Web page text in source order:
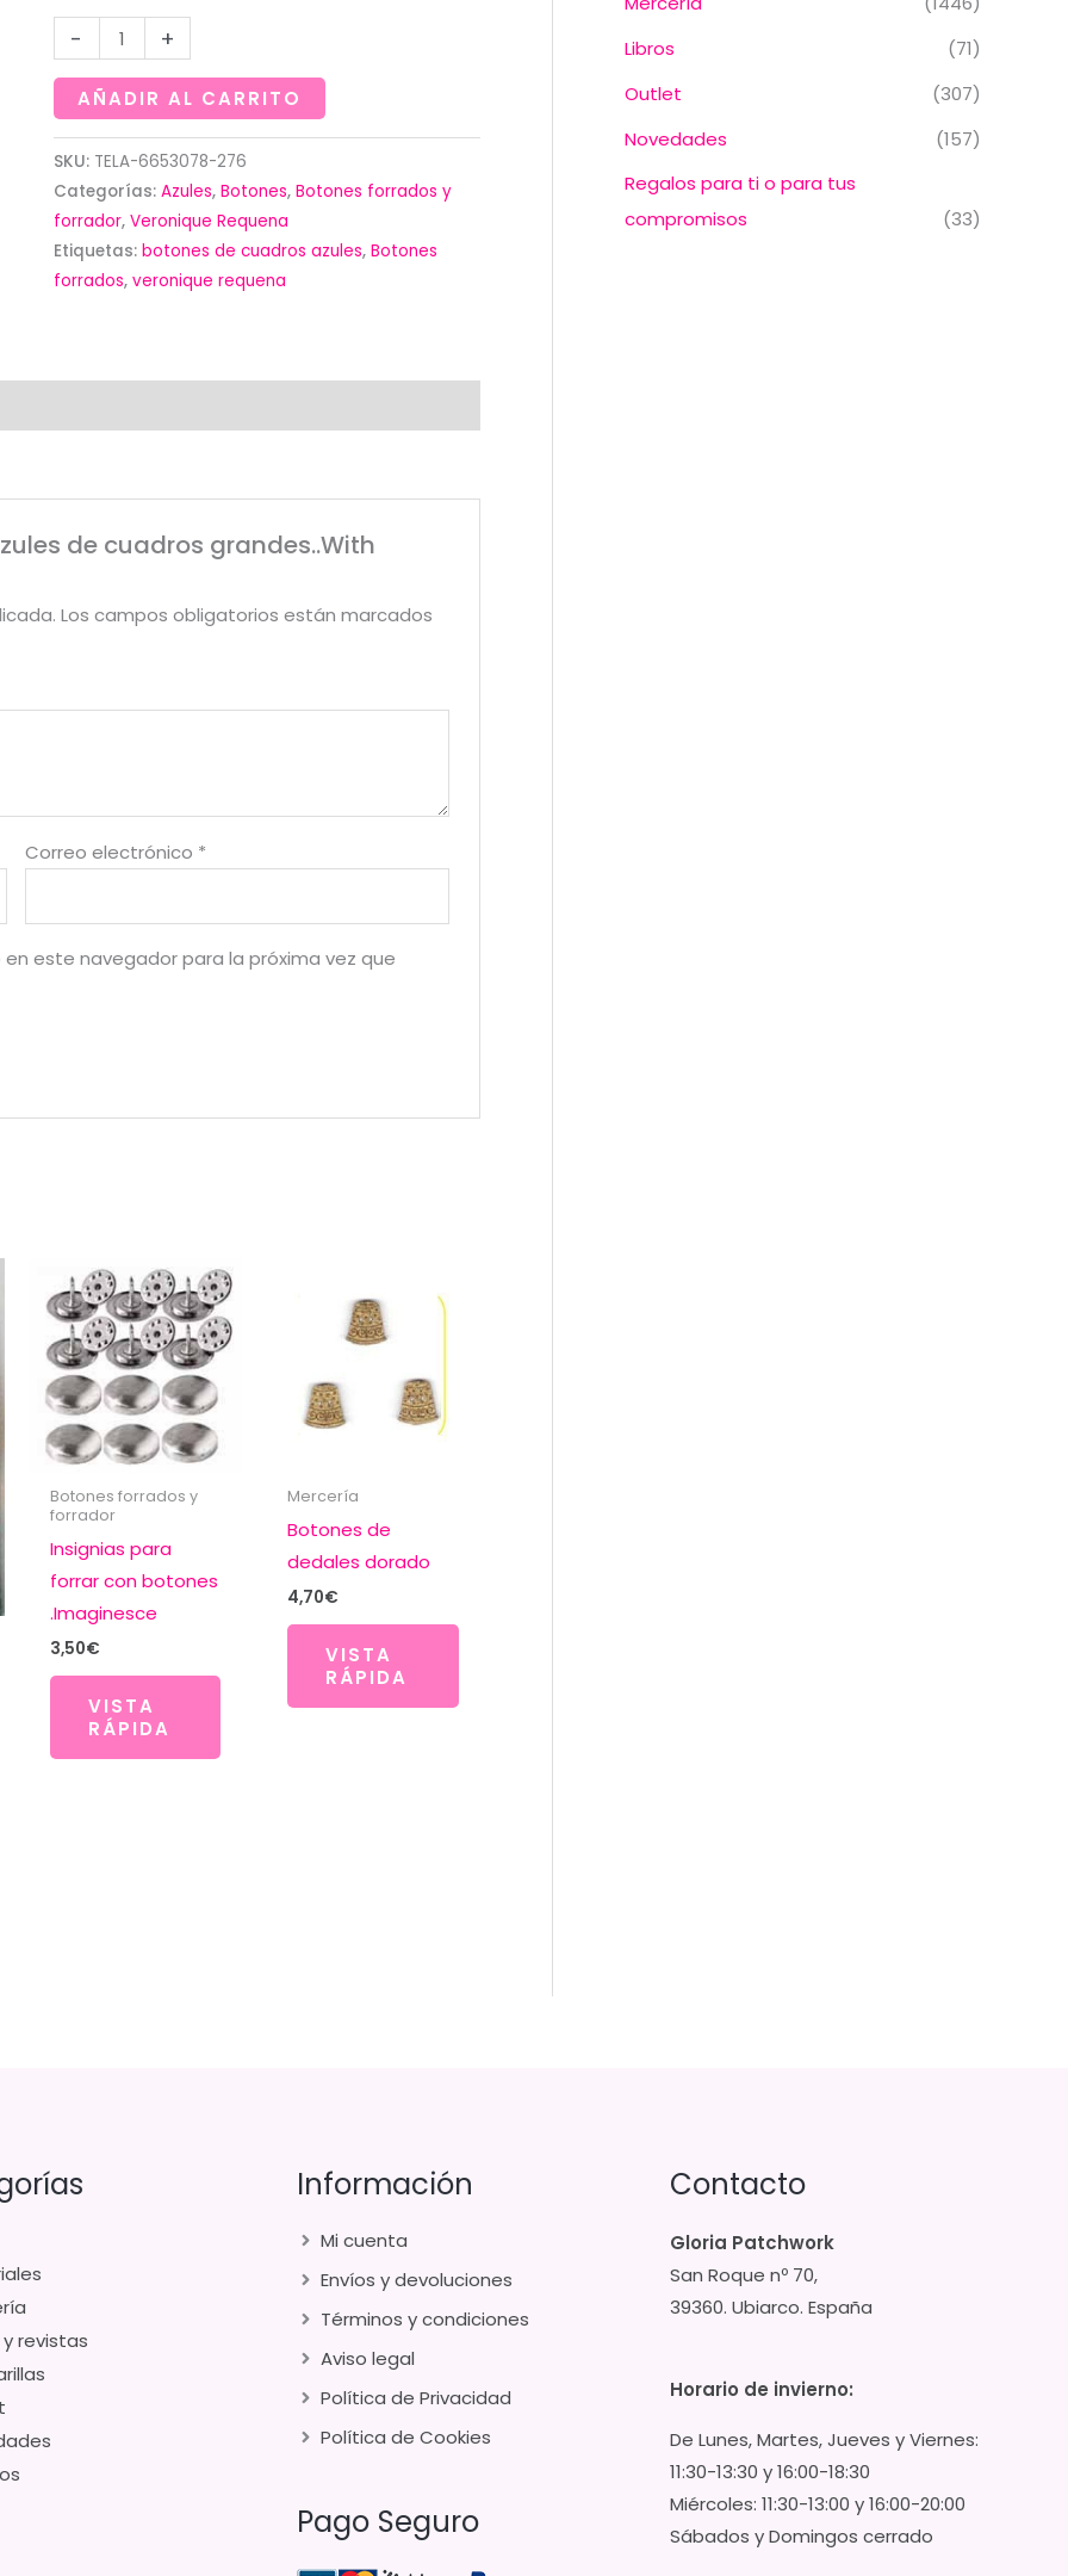
-
Botones
azules
grandes..With
love.Veronique
Requena
cantidad
+
AÑADIR AL CARRITO
SKU: TELA-6653078-276
Categorías: Azules, Botones, Botones forrados y
forrador, Veronique Requena
Etiquetas: botones de cuadros azules, Botones
forrados, veronique requena
de cuadros grandes..With
Los campos obligatorios están marcados
Correo electrónico *
este navegador para la próxima vez que
Botones forrados y
forrador
Insignias para
forrar con botones
.Imaginesce
3,50€
VISTA
RÁPIDA
Mercería
Botones de
dedales dorado
4,70€
VISTA
RÁPIDA
Libros
(71)
Outlet
(307)
Novedades
(157)
Regalos para ti o para tus
compromisos
(33)
y revistas
Información
Mi cuenta
Envíos y devoluciones
Términos y condiciones
Aviso legal
Política de Privacidad
Política de Cookies
Pago Seguro
Contacto
Gloria Patchwork
San Roque nº 70,
39360. Ubiarco. España
Horario de invierno:
De Lunes, Martes, Jueves y Viernes:
11:30-13:30 y 16:00-18:30
Miércoles: 11:30-13:00 y 16:00-20:00
Sábados y Domingos cerrado